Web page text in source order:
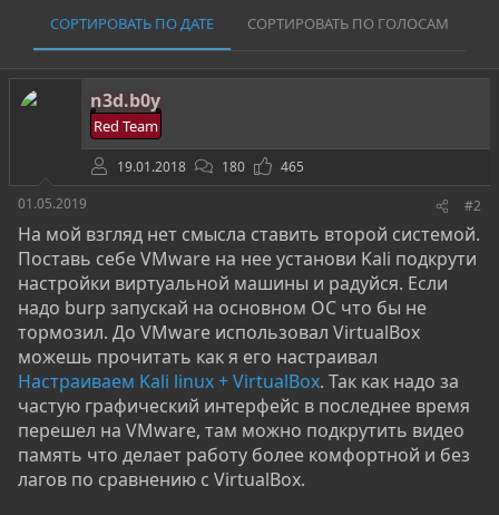
СОРТИРОВАТЬ ПО ДАТЕ СОРТИРОВАТЬ ПО ГОЛОСАМ
n3d.b0y
Red Team
19.01.2018 180
465
01.05.2019
#2
На мой взгляд нет смысла ставить второй системой.
Поставь себе VMware на нее установи Kali подкрути
настройки виртуальной машины и радуйся. Если
надо burp запускай на основном ОС что бы не
тормозил. До VMware использовал VirtualBox
можешь прочитать как я его настраивал
Настраиваем Kali linux + VirtualBox. Так как надо за
частую графический интерфейс в последнее время
перешел на VMware, там можно подкрутить видео
память что делает работу более комфортной и без
лагов по сравнению с VirtualBox.